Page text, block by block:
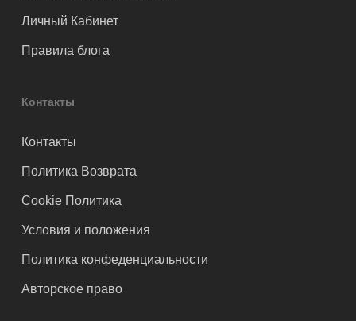
Личный Кабинет
Правила блога
Контакты
Контакты
Политика Возврата
Cookie Политика
Условия и положения
Политика конфеденциальности
Авторское право